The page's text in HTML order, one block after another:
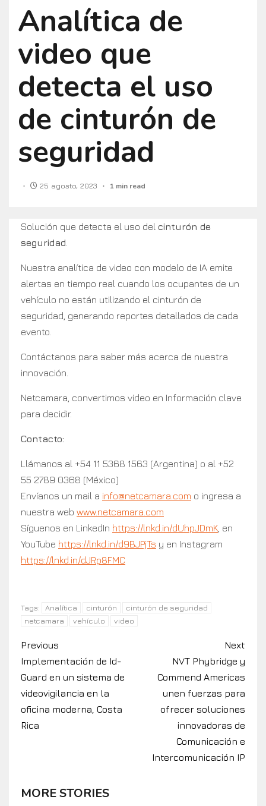
Analítica de
video que
detecta el uso
de cinturón de
seguridad
25 agosto, 2023 1 min read
Solución que detecta el uso del cinturón de
seguridad
Nuestra analítica de video con modelo de IA emite
alertas en tiempo real cuando los ocupantes de un
vehículo no están utilizando el cinturón de
seguridad, generando reportes detallados de cada
evento.
Contáctanos para saber más acerca de nuestra
innovación.
Netcamara, convertimos video en Información clave
para decidir.
Contacto:
Llámanos al +54 11 5368 1563 (Argentina) o al +52
55 2789 0368 (México)
Envíanos un mail a info@netcamara.com o ingresa a
nuestra web www.netcamara.com
Síguenos en LinkedIn https://lnkd.in/dUhpJDmK , en
YouTube https://lnkd.in/d9BJPjTs y en Instagram
https://lnkd.in/dJRp8FMC
Tags: Analítica cinturón
cinturón de seguridad
netcamara
vehículo video
Previous
Implementación de Id-
Guard en un sistema de
videovigilancia en la
oficina moderna, Costa
Rica
Next
NVT Phybridge y
Commend Americas
unen fuerzas para
ofrecer soluciones
innovadoras de
Comunicación e
Intercomunicación IP
MORE STORIES